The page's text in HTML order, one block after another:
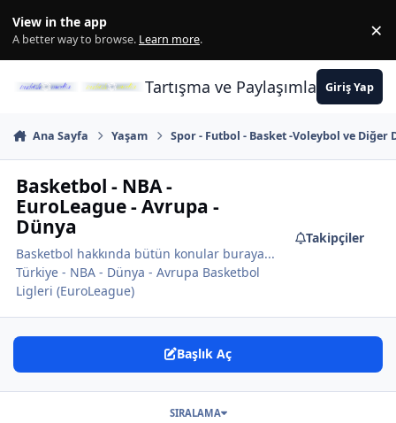
View in the app
A better way to browse. Learn more. ×
Tartışma ve PaylaşımlarınGiriş Yap
Ana Sayfa Yaşam Spor - Futbol - Basket -Voleybol ve Diğer
Basketbol - NBA -
EuroLeague - Avrupa -
Dünya
Basketbol hakkında bütün konular buraya...
Türkiye - NBA - Dünya - Avrupa Basketbol
Ligleri (EuroLeague)
Takipçiler
Başlık Aç
SIRALAMA